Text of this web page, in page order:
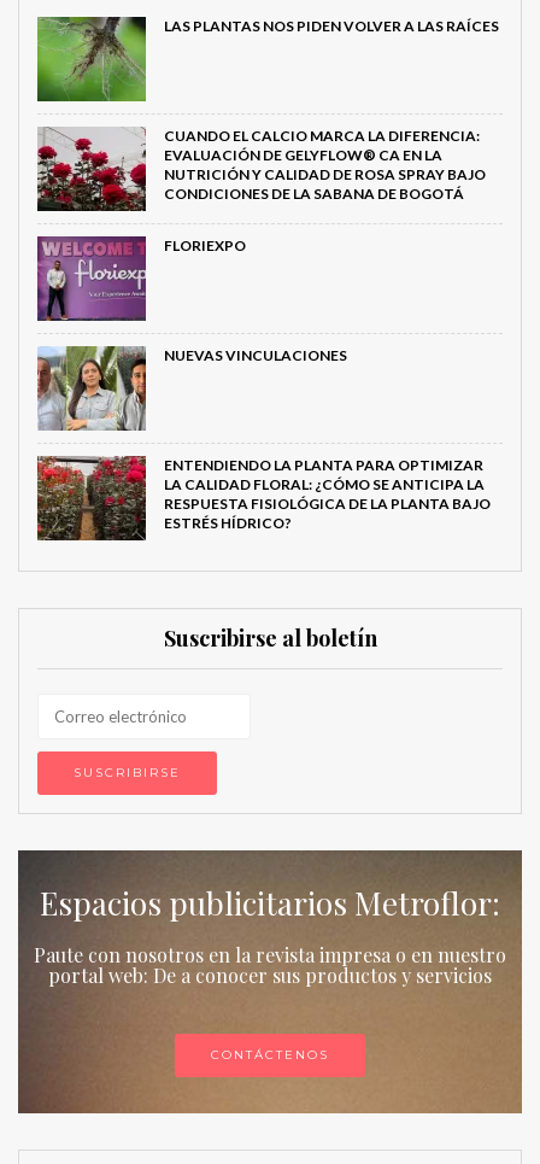
LAS PLANTAS NOS PIDEN VOLVER A LAS RAÍCES
CUANDO EL CALCIO MARCA LA DIFERENCIA:
EVALUACIÓN DE GELYFLOW® CA EN LA
NUTRICIÓN Y CALIDAD DE ROSA SPRAY BAJO
CONDICIONES DE LA SABANA DE BOGOTÁ
FLORIEXPO
NUEVAS VINCULACIONES
ENTENDIENDO LA PLANTA PARA OPTIMIZAR
LA CALIDAD FLORAL: ¿CÓMO SE ANTICIPA LA
RESPUESTA FISIOLÓGICA DE LA PLANTA BAJO
ESTRÉS HÍDRICO?
Suscribirse al boletín
Espacios publicitarios Metroflor:
Paute con nosotros en la revista impresa o en nuestro
portal web: De a conocer sus productos y servicios
CONTÁCTENOS